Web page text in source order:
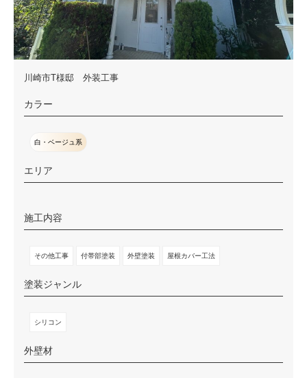
川崎市T様邸 外装工事
カラー
白・ベージュ系
エリア
施工内容
その他工事 付帯部塗装 外壁塗装 屋根カバー工法
塗装ジャンル
シリコン
外壁材